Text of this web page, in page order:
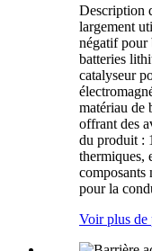
Description
largement
négatif pour
batteries
catalyseur
matériau de
offrant des
du produit :
thermiques,
composants
pour la
Voir plus de